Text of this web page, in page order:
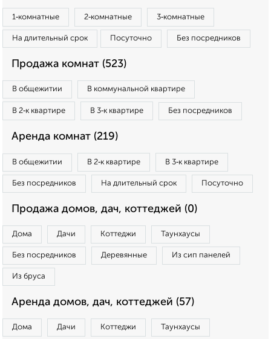
1‑комнатные 2‑комнатные 3‑комнатные
На длительный срок Посуточно Без посредников
Продажа комнат (523)
В общежитии В коммунальной квартире
В 2‑к квартире В 3‑к квартире Без посредников
Аренда комнат (219)
В общежитии В 2‑к квартире В 3‑к квартире
Без посредников На длительный срок Посуточно
Продажа домов, дач, коттеджей (0)
Дома Дачи Коттеджи Таунхаусы
Без посредников Деревянные Из сип панелей
Из бруса
Аренда домов, дач, коттеджей (57)
Дома Дачи Коттеджи Таунхаусы